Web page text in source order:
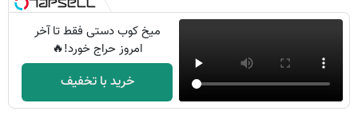
میخ کوب دستی فقط تا آخر
امروز حراج خورد!🔥
خرید با تخفیف